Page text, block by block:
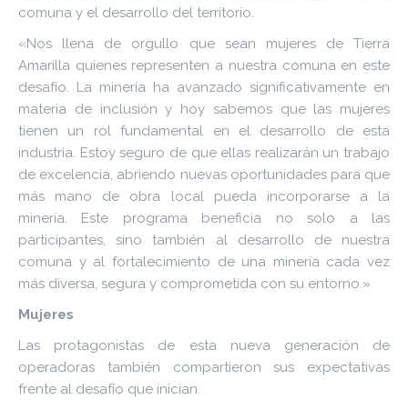
comuna y el desarrollo del territorio.
«Nos llena de orgullo que sean mujeres de Tierra
Amarilla quienes representen a nuestra comuna en este
desafío. La minería ha avanzado significativamente en
materia de inclusión y hoy sabemos que las mujeres
tienen un rol fundamental en el desarrollo de esta
industria. Estoy seguro de que ellas realizarán un trabajo
de excelencia, abriendo nuevas oportunidades para que
más mano de obra local pueda incorporarse a la
minería. Este programa beneficia no solo a las
participantes, sino también al desarrollo de nuestra
comuna y al fortalecimiento de una minería cada vez
más diversa, segura y comprometida con su entorno.»
Mujeres
Las protagonistas de esta nueva generación de
operadoras también compartieron sus expectativas
frente al desafío que inician.